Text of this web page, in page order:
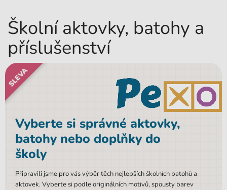
Školní aktovky, batohy a
příslušenství
SLEVA
Vyberte si správné aktovky,
batohy nebo doplňky do
školy
Připravili jsme pro vás výběr těch nejlepších školních batohů a
aktovek. Vyberte si podle originálních motivů, spousty barev